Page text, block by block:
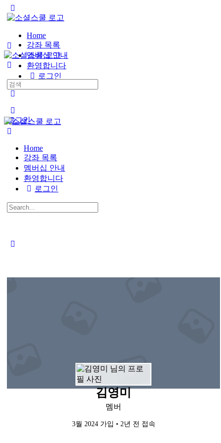
Side
Home
강좌 목록
멤버십 안내
환영합니다
로그인
로그인
Search
for:
Home
강좌 목록
멤버십 안내
환영합니다
로그인
Search
for:
김영미
멤버
3월 2024 가입 • 2년 전 접속